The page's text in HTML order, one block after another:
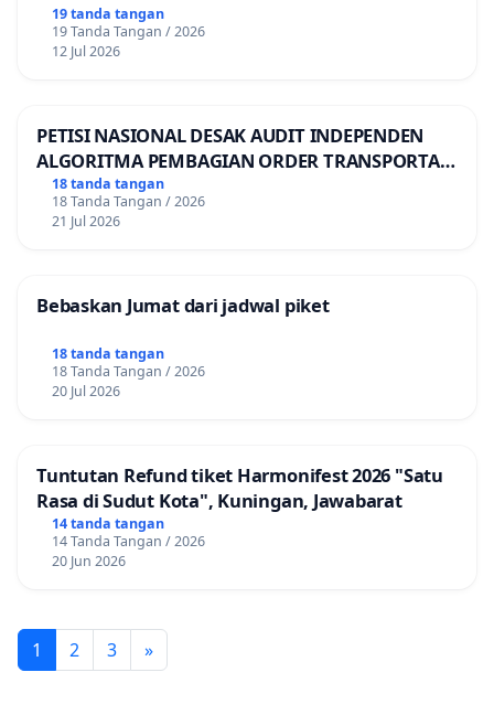
LAUT, KABUPATEN ALOR
19 tanda tangan
19 Tanda Tangan / 2026
12 Jul 2026
PETISI NASIONAL DESAK AUDIT INDEPENDEN
ALGORITMA PEMBAGIAN ORDER TRANSPORTASI
ONLINE
18 tanda tangan
18 Tanda Tangan / 2026
21 Jul 2026
Bebaskan Jumat dari jadwal piket
18 tanda tangan
18 Tanda Tangan / 2026
20 Jul 2026
Tuntutan Refund tiket Harmonifest 2026 "Satu
Rasa di Sudut Kota", Kuningan, Jawabarat
14 tanda tangan
14 Tanda Tangan / 2026
20 Jun 2026
1 2 3 »